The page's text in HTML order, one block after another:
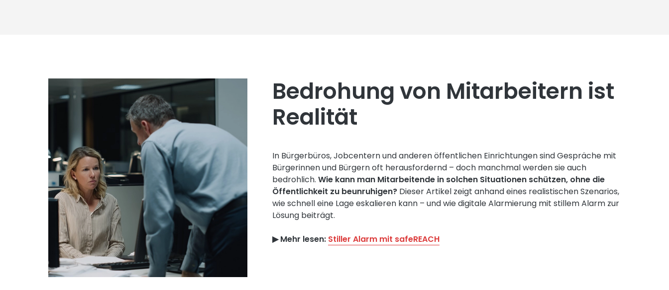
Bedrohung von Mitarbeitern ist
Realität
In Bürgerbüros, Jobcentern und anderen öffentlichen Einrichtungen sind Gespräche mit
Bürgerinnen und Bürgern oft herausfordernd – doch manchmal werden sie auch
bedrohlich. Wie kann man Mitarbeitende in solchen Situationen schützen, ohne die
Öffentlichkeit zu beunruhigen? Dieser Artikel zeigt anhand eines realistischen Szenarios,
wie schnell eine Lage eskalieren kann – und wie digitale Alarmierung mit stillem Alarm zur
Lösung beiträgt.
▶︎ Mehr lesen: Stiller Alarm mit safeREACH